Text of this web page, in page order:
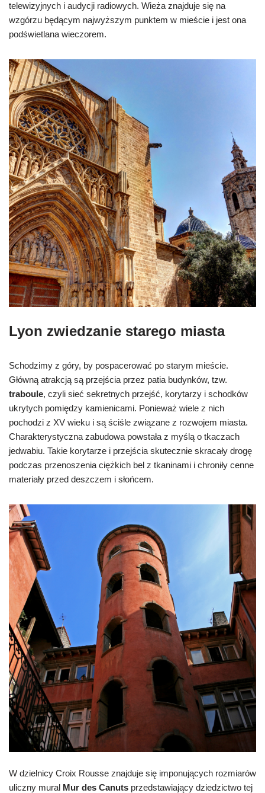
telewizyjnych i audycji radiowych. Wieża znajduje się na
wzgórzu będącym najwyższym punktem w mieście i jest ona
podświetlana wieczorem.
Lyon zwiedzanie starego miasta
Schodzimy z góry, by pospacerować po starym mieście.
Główną atrakcją są przejścia przez patia budynków, tzw.
traboule, czyli sieć sekretnych przejść, korytarzy i schodków
ukrytych pomiędzy kamienicami. Ponieważ wiele z nich
pochodzi z XV wieku i są ściśle związane z rozwojem miasta.
Charakterystyczna zabudowa powstała z myślą o tkaczach
jedwabiu. Takie korytarze i przejścia skutecznie skracały drogę
podczas przenoszenia ciężkich bel z tkaninami i chroniły cenne
materiały przed deszczem i słońcem.
W dzielnicy Croix Rousse znajduje się imponujących rozmiarów
uliczny mural Mur des Canuts przedstawiający dziedzictwo tej